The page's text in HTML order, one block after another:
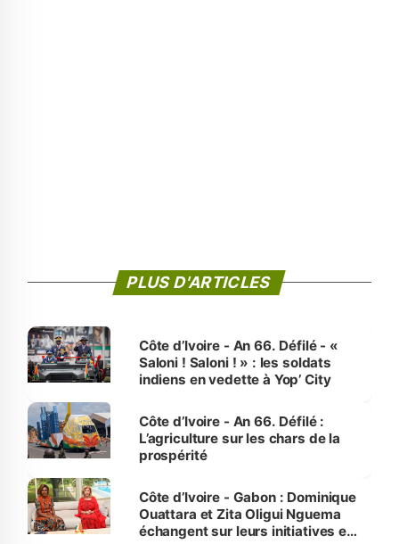
PLUS D'ARTICLES
Côte d’Ivoire - An 66. Défilé - «
Saloni ! Saloni ! » : les soldats
indiens en vedette à Yop’ City
Côte d’Ivoire - An 66. Défilé :
L’agriculture sur les chars de la
prospérité
Côte d’Ivoire - Gabon : Dominique
Ouattara et Zita Oligui Nguema
échangent sur leurs initiatives en